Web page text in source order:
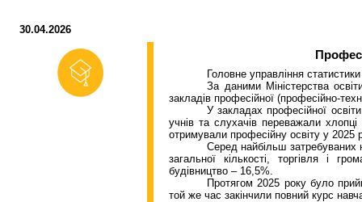
30.04.2026
Головне управління
За даними Міністерства
закладів професійної (професійно-
У закладах професійної
учнів та слухачів переважали
отримували професійну освіту у 2025
Серед найбільш затребуваних
загальної кількості, торгівля і
будівництво – 16,5%.
Протягом 2025 року було
той же час закінчили повний курс